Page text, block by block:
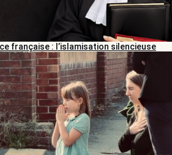
française : l’islamisation silencieuse